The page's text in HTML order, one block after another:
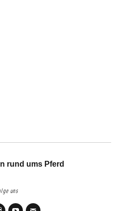
rund ums Pferd
uns